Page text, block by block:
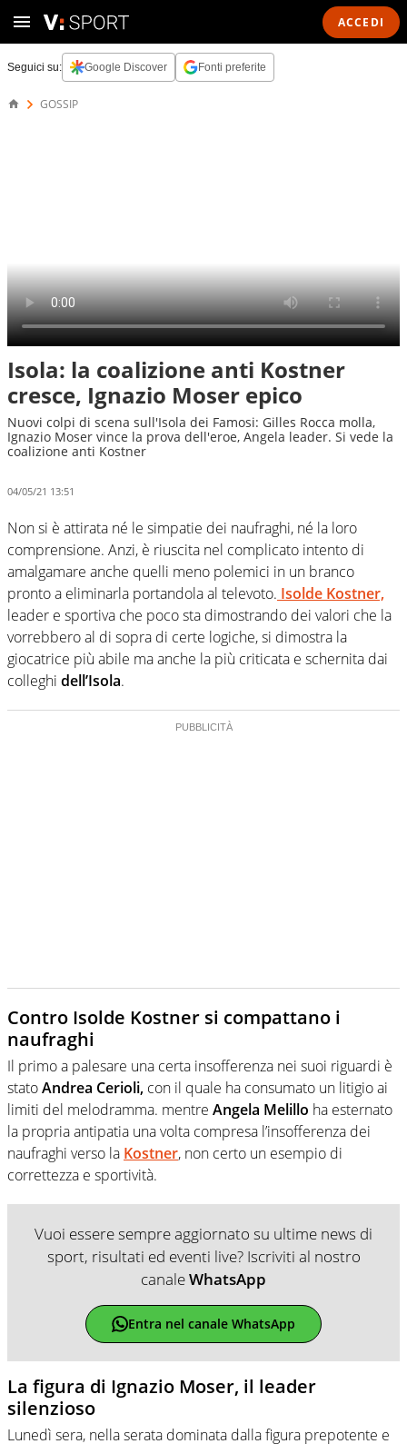
ACCEDI
Seguici su: Google Discover Fonti preferite
GOSSIP
Isola: la coalizione anti Kostner
cresce, Ignazio Moser epico
Nuovi colpi di scena sull'Isola dei Famosi: Gilles Rocca molla,
Ignazio Moser vince la prova dell'eroe, Angela leader. Si vede la
coalizione anti Kostner
04/05/21 13:51
Non si è attirata né le simpatie dei naufraghi, né la loro
comprensione. Anzi, è riuscita nel complicato intento di
amalgamare anche quelli meno polemici in un branco
pronto a eliminarla portandola al televoto. Isolde Kostner,
leader e sportiva che poco sta dimostrando dei valori che la
vorrebbero al di sopra di certe logiche, si dimostra la
giocatrice più abile ma anche la più criticata e schernita dai
colleghi dell’Isola.
Contro Isolde Kostner si compattano i
naufraghi
Il primo a palesare una certa insofferenza nei suoi riguardi è
statoAndrea Cerioli, con il quale ha consumato un litigio ai
limiti del melodramma. mentre Angela Melillo ha esternato
la propria antipatia una volta compresa l’insofferenza dei
naufraghi verso la Kostner, non certo un esempio di
correttezza e sportività.
Vuoi essere sempre aggiornato su ultime news di
sport, risultati ed eventi live? Iscriviti al nostro
canaleWhatsApp
Entra nel canale WhatsApp
La figura di Ignazio Moser, il leader
silenzioso
Lunedì sera, nella serata dominata dalla figura prepotente e